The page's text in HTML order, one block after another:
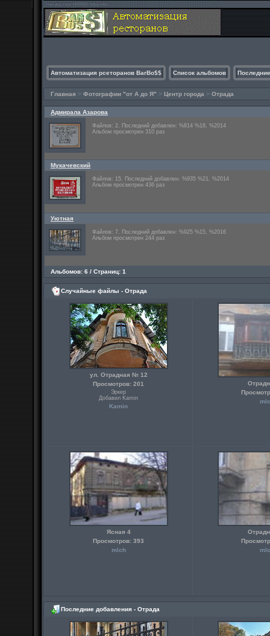
Автоматизация рсеторанов BarBo$$ Список альбомов
Главная > Фотографии "от А до Я" > Центр города > Отрада
Адмирала Азарова
Файлов: 2. Последний добавлен: %814 %18, %2014
Альбом просмотрен 310 раз
Мукачевский
Файлов: 15. Последний добавлен: %935 %21, %2014
Альбом просмотрен 436 раз
Уютная
Файлов: 7. Последний добавлен: %925 %15, %2016
Альбом просмотрен 244 раз
Альбомов: 6 / Страниц: 1
Случайные файлы - Отрада
ул. Отрадная № 12
Просмотров: 201
Эркер
Добавил Kamin
Kamin
Ясная 4
Просмотров: 393
mlch
Последние добавления - Отрада